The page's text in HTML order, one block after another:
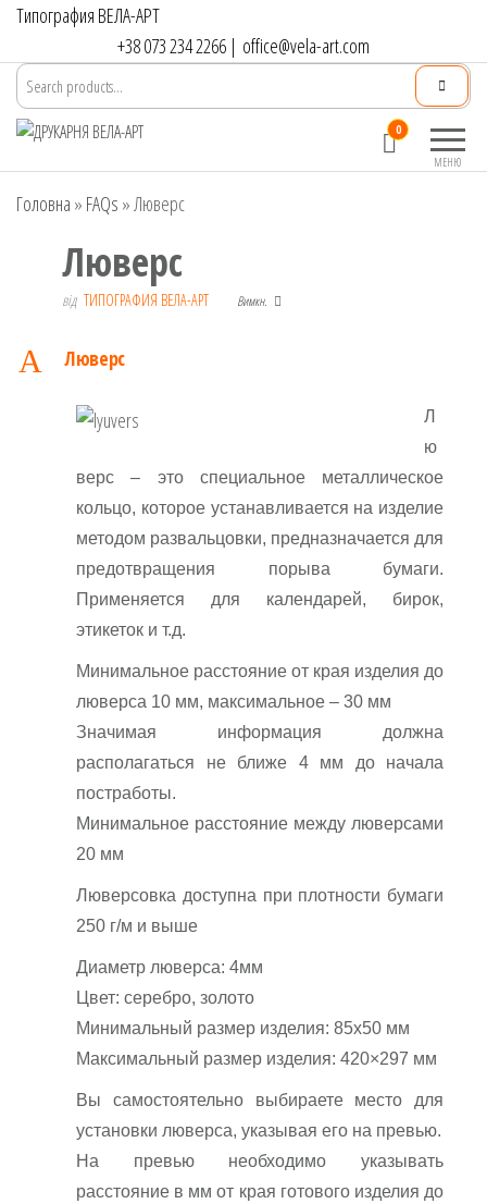
Перейти
контенту
Типография ВЕЛА-АРТ
+38 073 234 2266 | office@vela-art.com
ВЕЛА-АРТ
широкоформатний
друк. Замовлення
МЕНЮ
0
Головна » FAQs »Люверс
Люверс
від ТИПОГРАФИЯ ВЕЛА-АРТ Вимкн.
A Люверс
Л
ю
верс – это специальное металлическое
кольцо, которое устанавливается на изделие
методом развальцовки, предназначается для
предотвращения порыва бумаги.
Применяется для календарей, бирок,
этикеток и т.д.
Минимальное расстояние от края изделия до
люверса 10 мм, максимальное – 30 мм
Значимая информация должна
располагаться не ближе 4 мм до начала
постработы.
Минимальное расстояние между люверсами
20 мм
Люверсовка доступна при плотности бумаги
250 г/м и выше
Диаметр люверса: 4мм
Цвет: серебро, золото
Минимальный размер изделия: 85х50 мм
Максимальный размер изделия: 420×297 мм
Вы самостоятельно выбираете место для
установки люверса, указывая его на превью.
На превью необходимо указывать
расстояние в мм от края готового изделия до